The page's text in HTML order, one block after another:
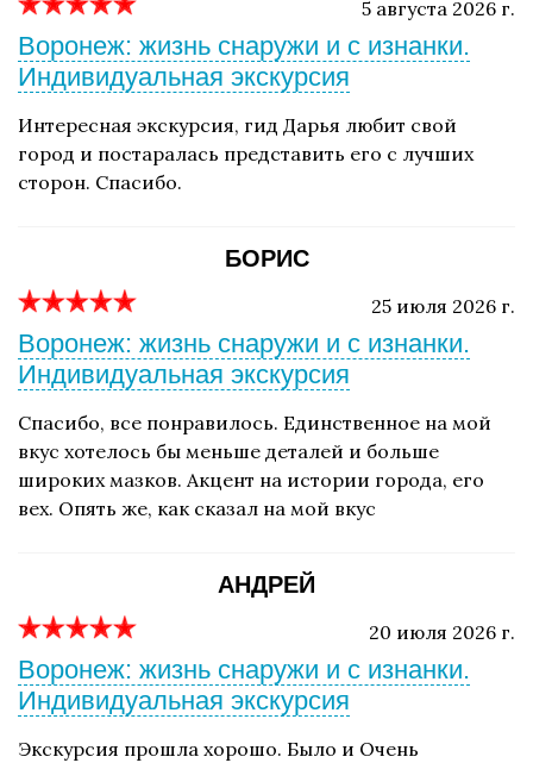
5 августа 2026 г.
Воронеж: жизнь снаружи и с изнанки.
Индивидуальная экскурсия
Интересная экскурсия, гид Дарья любит свой
город и постаралась представить его с лучших
сторон. Спасибо.
БОРИС
25 июля 2026 г.
Воронеж: жизнь снаружи и с изнанки.
Индивидуальная экскурсия
Спасибо, все понравилось. Единственное на мой
вкус хотелось бы меньше деталей и больше
широких мазков. Акцент на истории города, его
вех. Опять же, как сказал на мой вкус
АНДРЕЙ
20 июля 2026 г.
Воронеж: жизнь снаружи и с изнанки.
Индивидуальная экскурсия
Экскурсия прошла хорошо. Было и Очень